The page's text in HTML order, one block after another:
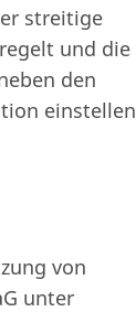
streitige
und die
den
einstellen
von
unter